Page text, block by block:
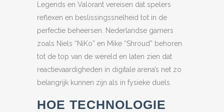
Legends en Valorant vereisen dat spelers
reflexen en beslissingssnelheid tot in de
perfectie beheersen. Nederlandse gamers
zoals Niels “NiKo” en Mike “Shroud” behoren
tot de top van de wereld en laten zien dat
reactievaardigheden in digitale arena’s net zo
belangrijk kunnen zijn als in fysieke duels.
HOE TECHNOLOGIE